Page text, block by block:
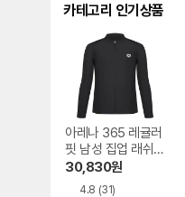
카테고리 인기상품
아레나 365 레귤러
핏 남성 집업 래쉬
가드 A5BM1RR45
BLK
30,830원
4.8 (31)